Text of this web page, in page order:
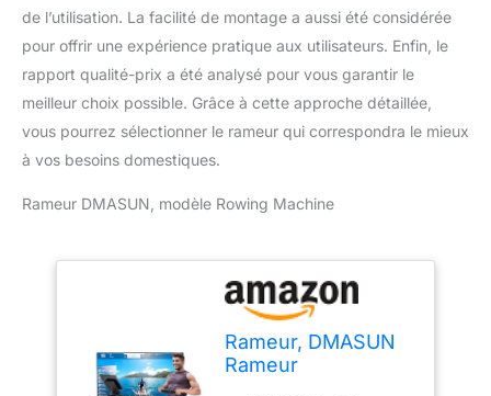
de l’utilisation. La facilité de montage a aussi été considérée
pour offrir une expérience pratique aux utilisateurs. Enfin, le
rapport qualité-prix a été analysé pour vous garantir le
meilleur choix possible. Grâce à cette approche détaillée,
vous pourrez sélectionner le rameur qui correspondra le mieux
à vos besoins domestiques.
Rameur DMASUN, modèle Rowing Machine
Rameur, DMASUN
Rameur